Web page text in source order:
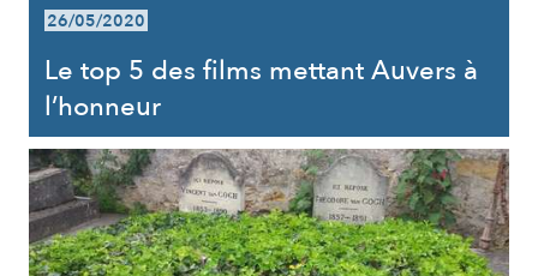
26/05/2020
Le top 5 des films mettant Auvers à
l’honneur